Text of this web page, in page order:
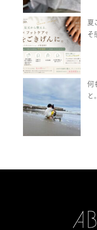
夏
そ
何
と。